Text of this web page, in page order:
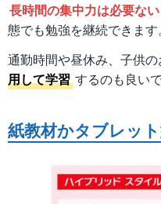
長時間の集中力は必要ない
態でも勉強を継続できます。
通勤時間や昼休み、子供
用して学習 するのも良い
紙教材かタブレッ